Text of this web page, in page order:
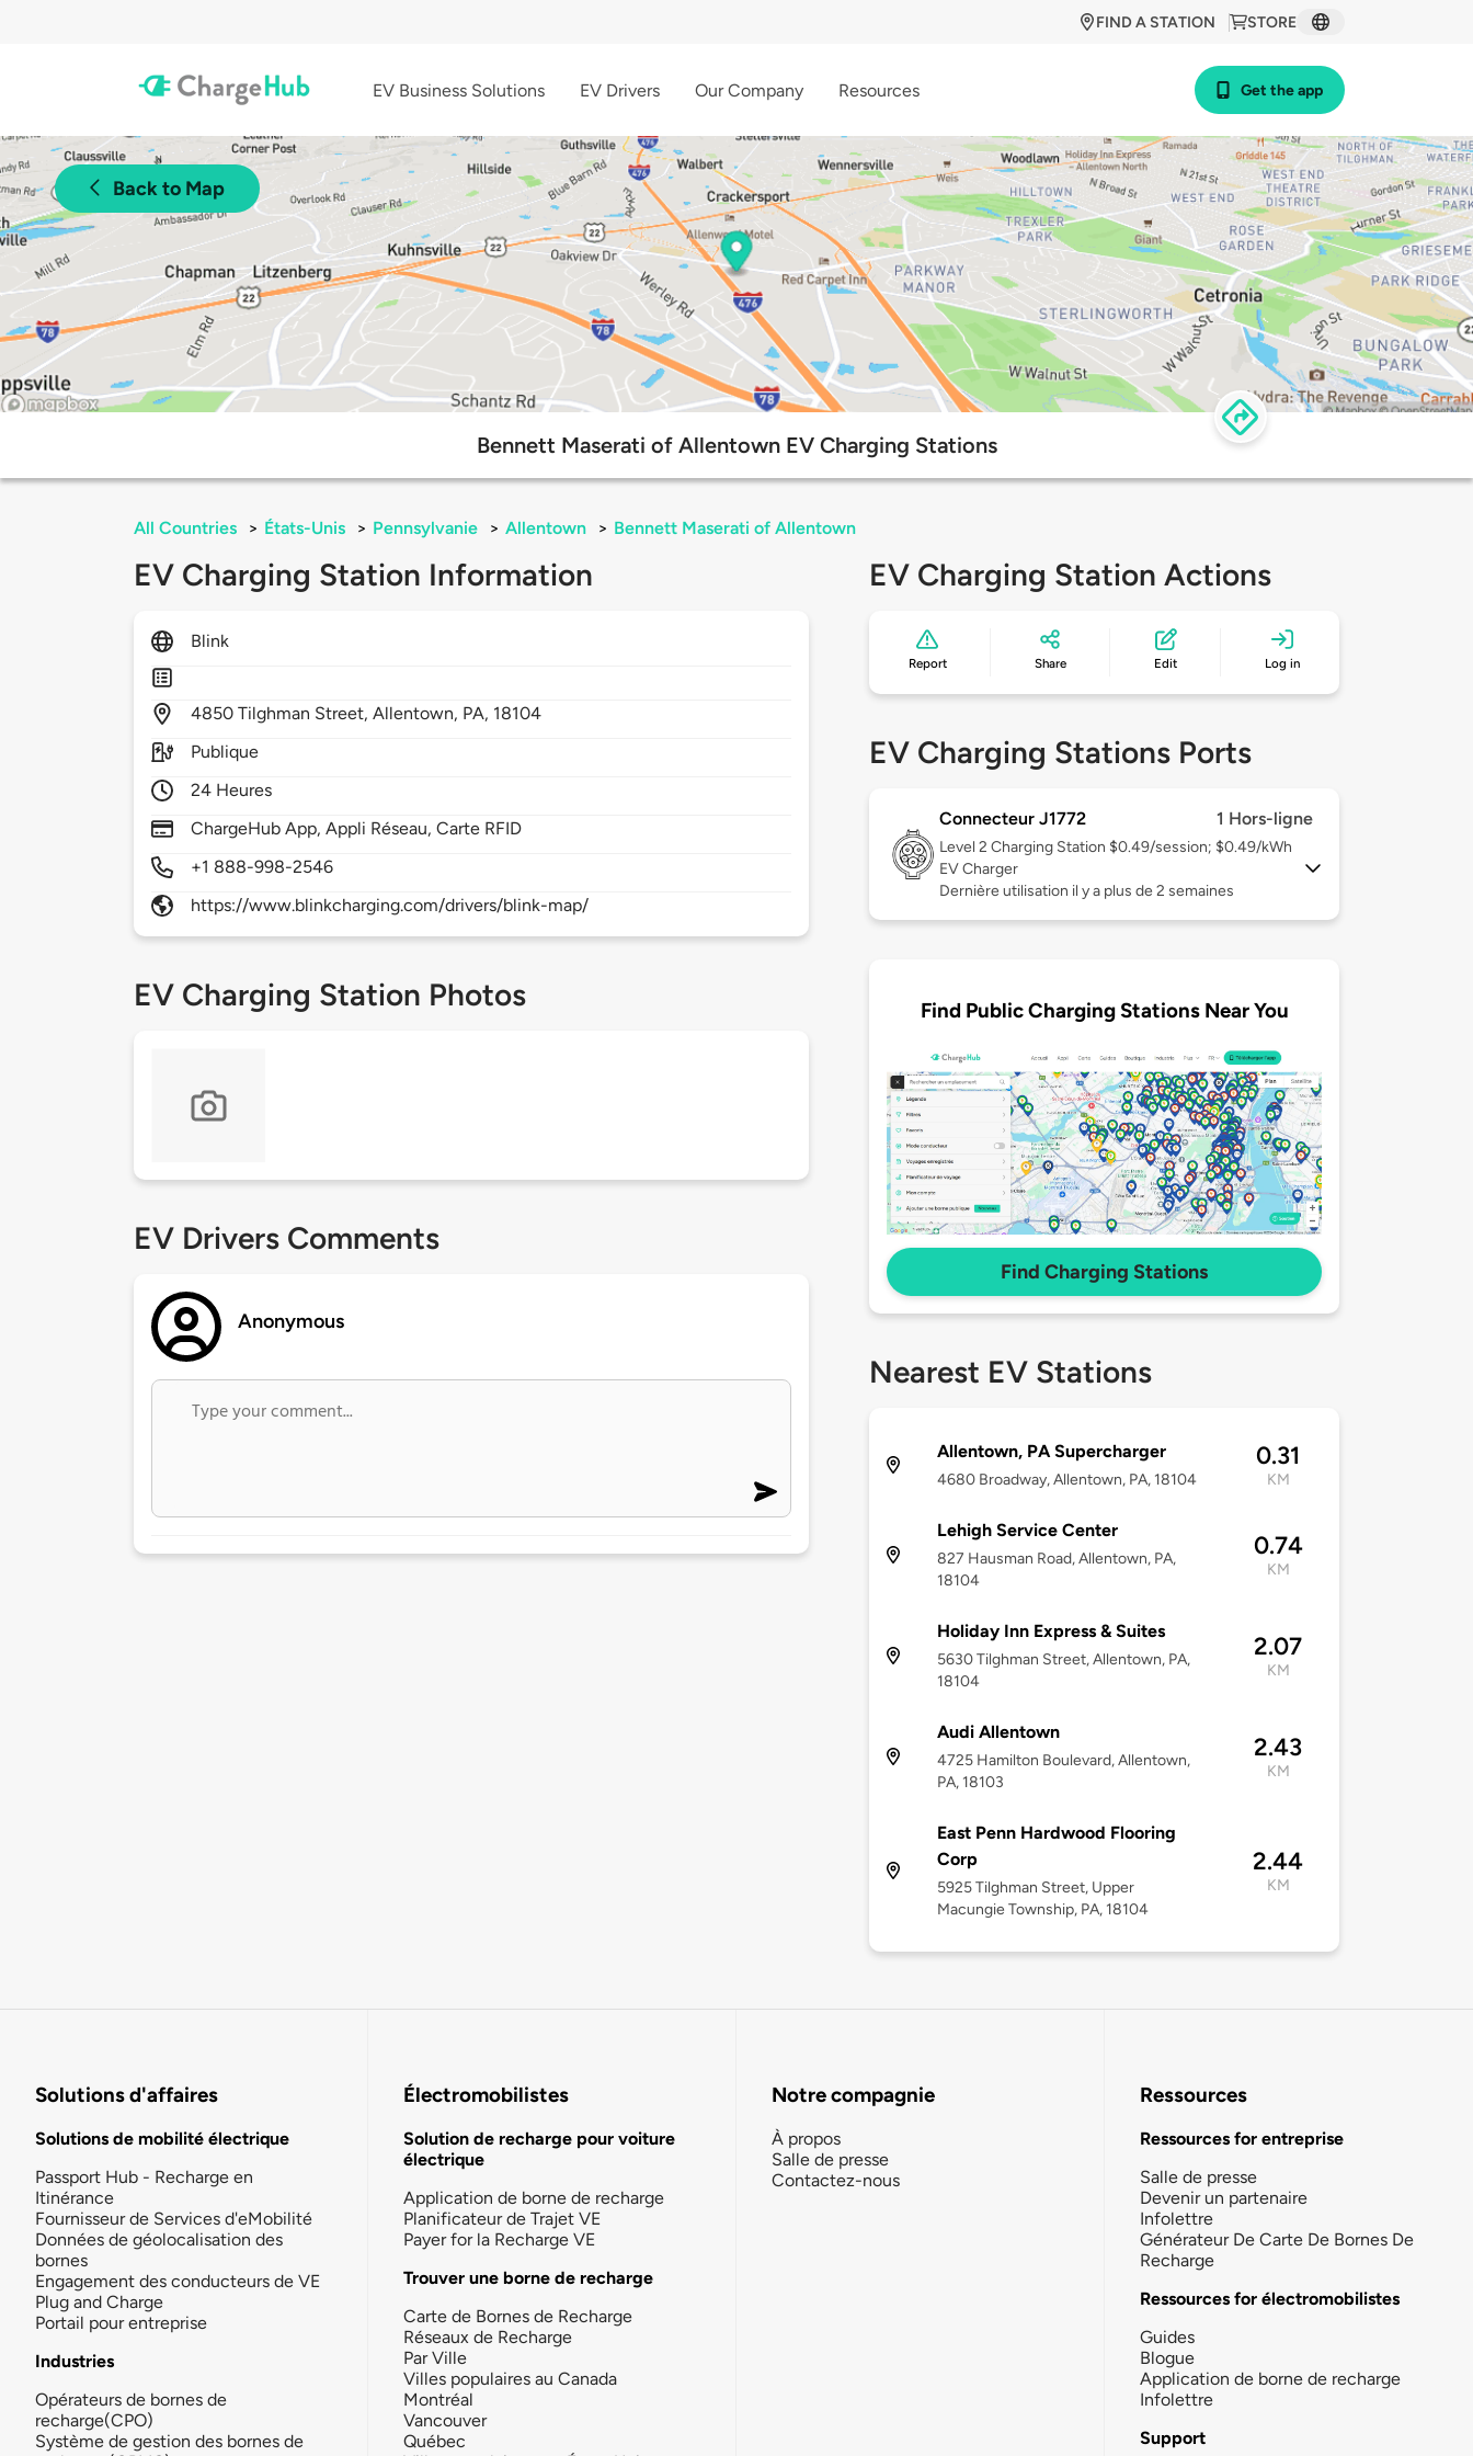
STORE
FIND A STATION
EV Business Solutions EV Drivers Our Company Resources Get the app
Back to Map
Bennett Maserati of Allentown EV Charging Stations
All Countries > États-Unis > Pennsylvanie > Allentown > Bennett Maserati of Allentown
EV Charging Station Information
Blink
4850Tilghman Street,Allentown, PA, 18104
Publique
24 Heures
ChargeHub App, Appli Réseau, Carte RFID
+1 888-998-2546
https://www.blinkcharging.com/drivers/blink-map/
EV Charging Station Photos
EV Drivers Comments
Anonymous
EV Charging Station Actions
Report Share Edit Log in
EV Charging Stations Ports
Connecteur J1772 1 Hors-ligne
Level 2 Charging Station $0.49/session; $0.49/kWh
EV Charger
Dernière utilisation il y a plus de 2 semaines
Find Public Charging Stations Near You
Find Charging Stations
Nearest EV Stations
Allentown, PA Supercharger
4680 Broadway, Allentown, PA, 18104
0.31
KM
Lehigh Service Center
827 Hausman Road, Allentown, PA,
18104
0.74
KM
Holiday Inn Express & Suites
5630 Tilghman Street, Allentown, PA,
18104
2.07
KM
Audi Allentown
4725 Hamilton Boulevard, Allentown,
PA, 18103
2.43
KM
East Penn Hardwood Flooring
Corp
5925 Tilghman Street, Upper
Macungie Township, PA, 18104
2.44
KM
Solutions d'affaires
Solutions de mobilité électrique
Passport Hub - Recharge en
Itinérance
Fournisseur de Services d'eMobilité
Données de géolocalisation des
bornes
Engagement des conducteurs de VE
Plug and Charge
Portail pour entreprise
Industries
Opérateurs de bornes de
recharge(CPO)
Système de gestion des bornes de
Électromobilistes
Solution de recharge pour voiture
électrique
Application de borne de recharge
Planificateur de Trajet VE
Payer for la Recharge VE
Trouver une borne de recharge
Carte de Bornes de Recharge
Réseaux de Recharge
Par Ville
Villes populaires au Canada
Montréal
Vancouver
Québec
Notre compagnie
À propos
Salle de presse
Contactez-nous
Ressources
Ressources for entreprise
Salle de presse
Devenir un partenaire
Infolettre
Générateur De Carte De Bornes De
Recharge
Ressources for électromobilistes
Guides
Blogue
Application de borne de recharge
Infolettre
Support